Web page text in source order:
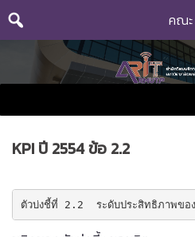
Skip
คณะ
KPI ปี 2554 ข้อ 2.2
ตัวบ่งชี้ที่ 2.2
ระดับประสิทธิภาพขอ